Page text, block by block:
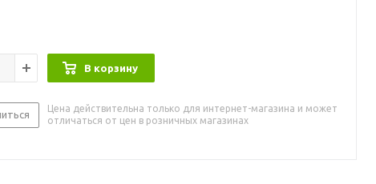
В корзину
Цена действительна только для интернет-магазина и может
отличаться от цен в розничных магазинах